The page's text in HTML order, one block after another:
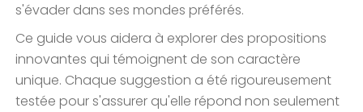
s'évader dans ses mondes préférés.
Ce guide vous aidera à explorer des propositions
innovantes qui témoignent de son caractère
unique. Chaque suggestion a été rigoureusement
testée pour s'assurer qu'elle répond non seulement